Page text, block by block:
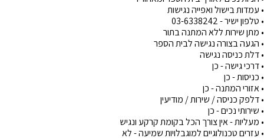
• עמדות בישול ואפייה נגישות
• טלפון ישיר - 03-6338242
• מתן שירות ללא המתנה בתור
• הגעה בצורה נגישה לבית הספר
• דלת כניסה נגישה
• דרכי גישה - כן
• כניסות - כן
• אזורי המתנה - כן
• דלפק כניסה / שירות / מודיעין
• שירותי נכים - כן
• מעליות - אין צורך הכל בקומת קרקע ונגיש
• עזרים טכנולוגיים למוגבלויות שמיעה - לא